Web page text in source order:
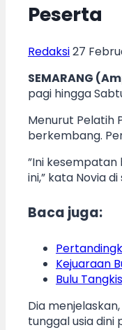
Peserta
Redaksi27
SEMARANG
pagi hingga
Menurut Pelatih
berkembang.
”Ini
ini,” kata Novia
Baca juga:
Kejuaraan
Bulu
Dia
tunggal usia dini